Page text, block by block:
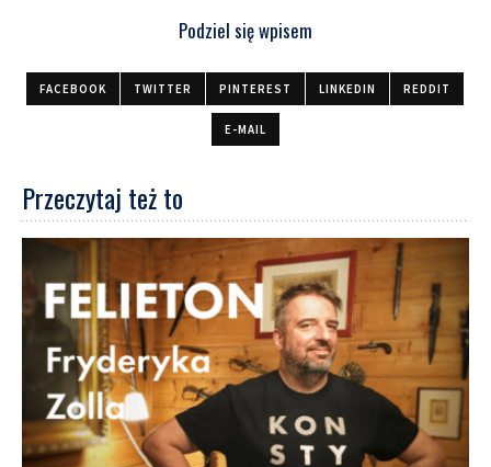
Podziel się wpisem
FACEBOOK TWITTER PINTEREST LINKEDIN REDDIT
E-MAIL
Przeczytaj też to